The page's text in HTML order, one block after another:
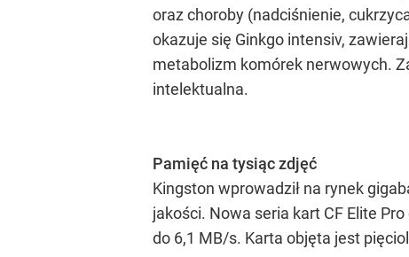
oraz choroby (nadciśnienie,
okazuje się Ginkgo intensiv,
metabolizm komórek nerwowych.
intelektualna.
Pamięć na tysiąc zdjęć
Kingston wprowadził na rynek
jakości. Nowa seria kart CF Elite
do 6,1 MB/s. Karta objęta jest